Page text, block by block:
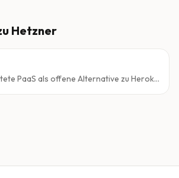
Hetzner
PaaS als offene Alternative zu Heroku